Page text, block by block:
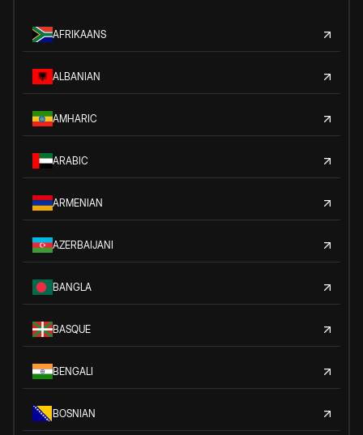
AFRIKAANS
ALBANIAN
AMHARIC
ARABIC
ARMENIAN
AZERBAIJANI
BANGLA
BASQUE
BENGALI
BOSNIAN